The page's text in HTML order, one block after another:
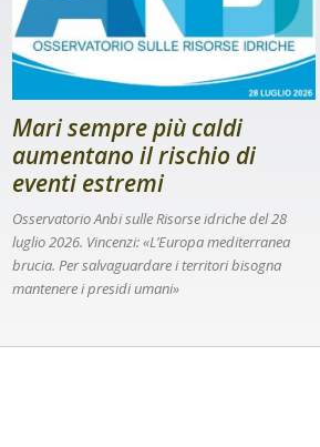
Mari sempre più caldi
aumentano il rischio di
eventi estremi
Osservatorio Anbi sulle Risorse idriche del 28
luglio 2026. Vincenzi: «L’Europa mediterranea
brucia. Per salvaguardare i territori bisogna
mantenere i presidi umani»